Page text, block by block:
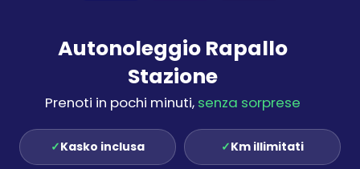
Autonoleggio Rapallo
Stazione
Prenoti in pochi minuti, senza sorprese
✓Kasko inclusa ✓Km illimitati